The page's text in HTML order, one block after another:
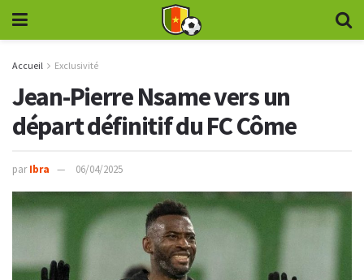
Accueil Exclusivité
Jean-Pierre Nsame vers un
départ définitif du FC Côme
par Ibra 06/04/2025